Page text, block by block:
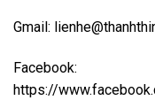
Gmail:
Facebook:
https://